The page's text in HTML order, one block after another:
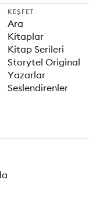
KEŞFET
Ara
Kitaplar
Kitap Serileri
Storytel Original
Yazarlar
Seslendirenler